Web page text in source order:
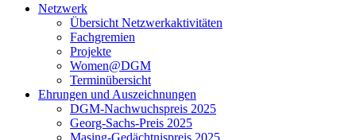
Netzwerk
Übersicht Netzwerkaktivitäten
Fachgremien
Projekte
Women@DGM
Terminübersicht
Ehrungen und Auszeichnungen
DGM-Nachwuchspreis 2025
Georg-Sachs-Preis 2025
Masing-Gedächtnispreis 2025